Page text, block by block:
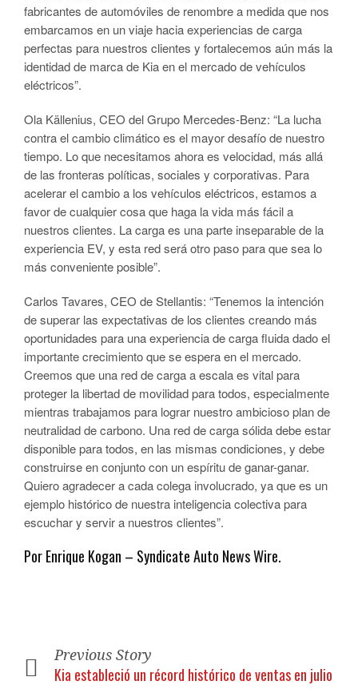
fabricantes de automóviles de renombre a medida que nos
embarcamos en un viaje hacia experiencias de carga
perfectas para nuestros clientes y fortalecemos aún más la
identidad de marca de Kia en el mercado de vehículos
eléctricos”.
Ola Källenius, CEO del Grupo Mercedes-Benz: “La lucha
contra el cambio climático es el mayor desafío de nuestro
tiempo. Lo que necesitamos ahora es velocidad, más allá
de las fronteras políticas, sociales y corporativas. Para
acelerar el cambio a los vehículos eléctricos, estamos a
favor de cualquier cosa que haga la vida más fácil a
nuestros clientes. La carga es una parte inseparable de la
experiencia EV, y esta red será otro paso para que sea lo
más conveniente posible”.
Carlos Tavares, CEO de Stellantis: “Tenemos la intención
de superar las expectativas de los clientes creando más
oportunidades para una experiencia de carga fluida dado el
importante crecimiento que se espera en el mercado.
Creemos que una red de carga a escala es vital para
proteger la libertad de movilidad para todos, especialmente
mientras trabajamos para lograr nuestro ambicioso plan de
neutralidad de carbono. Una red de carga sólida debe estar
disponible para todos, en las mismas condiciones, y debe
construirse en conjunto con un espíritu de ganar-ganar.
Quiero agradecer a cada colega involucrado, ya que es un
ejemplo histórico de nuestra inteligencia colectiva para
escuchar y servir a nuestros clientes”.
Por Enrique Kogan – Syndicate Auto News Wire.
Previous Story
Kia estableció un récord histórico de ventas en julio